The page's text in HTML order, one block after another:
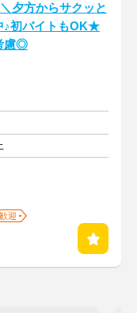
夕方からサクッと
♪初バイトもOK★
慮◎
迎